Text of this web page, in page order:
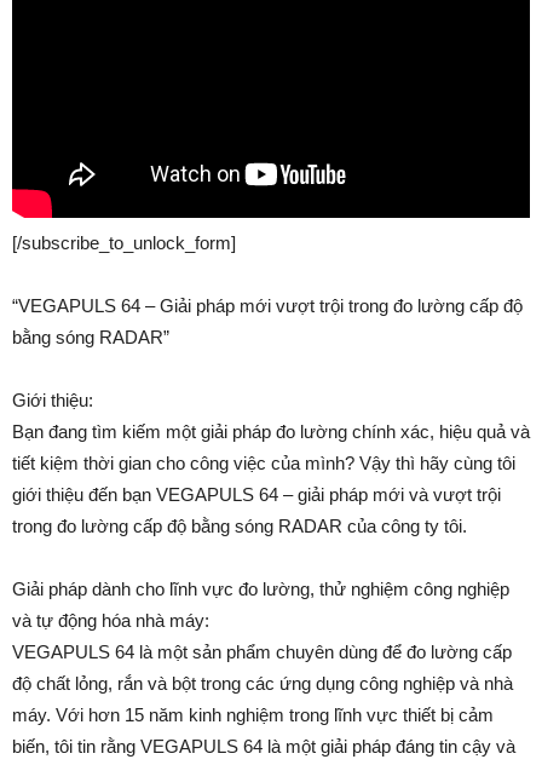
[/subscribe_to_unlock_form]
“VEGAPULS 64 – Giải pháp mới vượt trội trong đo lường cấp độ
bằng sóng RADAR”
Giới thiệu:
Bạn đang tìm kiếm một giải pháp đo lường chính xác, hiệu quả và
tiết kiệm thời gian cho công việc của mình? Vậy thì hãy cùng tôi
giới thiệu đến bạn VEGAPULS 64 – giải pháp mới và vượt trội
trong đo lường cấp độ bằng sóng RADAR của công ty tôi.
Giải pháp dành cho lĩnh vực đo lường, thử nghiệm công nghiệp
và tự động hóa nhà máy:
VEGAPULS 64 là một sản phẩm chuyên dùng để đo lường cấp
độ chất lỏng, rắn và bột trong các ứng dụng công nghiệp và nhà
máy. Với hơn 15 năm kinh nghiệm trong lĩnh vực thiết bị cảm
biến, tôi tin rằng VEGAPULS 64 là một giải pháp đáng tin cậy và